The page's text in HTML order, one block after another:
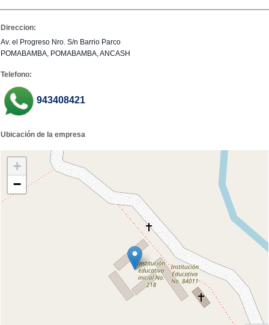
Direccion:
Av. el Progreso Nro. S/n Barrio Parco
POMABAMBA, POMABAMBA, ANCASH
Telefono:
943408421
Ubicación de la empresa
+
−